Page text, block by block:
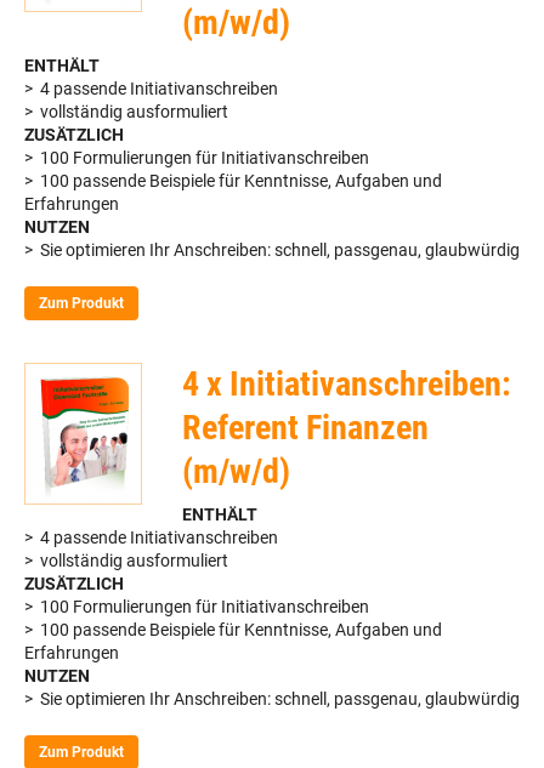
(m/w/d)
ENTHÄLT
> 4 passende Initiativanschreiben
> vollständig ausformuliert
ZUSÄTZLICH
> 100 Formulierungen für Initiativanschreiben
> 100 passende Beispiele für Kenntnisse, Aufgaben und
Erfahrungen
NUTZEN
> Sie optimieren Ihr Anschreiben: schnell, passgenau, glaubwürdig
Zum Produkt
4 x Initiativanschreiben:
Referent Finanzen
(m/w/d)
ENTHÄLT
> 4 passende Initiativanschreiben
> vollständig ausformuliert
ZUSÄTZLICH
> 100 Formulierungen für Initiativanschreiben
> 100 passende Beispiele für Kenntnisse, Aufgaben und
Erfahrungen
NUTZEN
> Sie optimieren Ihr Anschreiben: schnell, passgenau, glaubwürdig
Zum Produkt